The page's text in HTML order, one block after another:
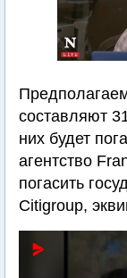
составляют
них будет
агентство
погасить
Citigroup,